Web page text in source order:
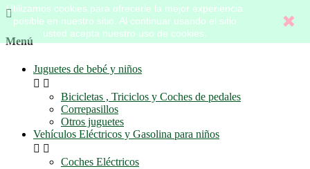
Utilizamos cookies para ofrecerle la mejor experiencia
posible en nuestro sitio. Al continuar usando el sitio
usted acepta nuestro uso de cookies.

Menú
Juguetes de bebé y niños
 
Bicicletas , Triciclos y Coches de pedales
Correpasillos
Otros juguetes
Vehículos Eléctricos y Gasolina para niños
 
Coches Eléctricos